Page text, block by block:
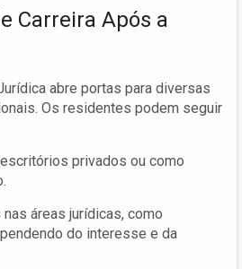
Carreira Após a
abre portas para diversas
Os residentes podem seguir
privados ou como
áreas jurídicas, como
do interesse e da